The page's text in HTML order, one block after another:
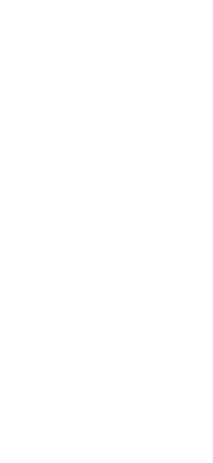
項について
齢者の労働災害防止のた
いて（依頼）